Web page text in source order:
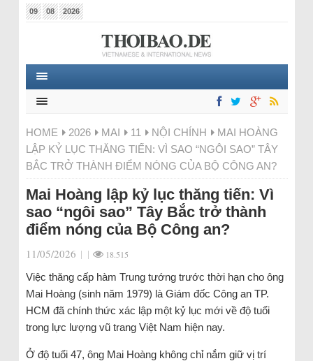
09 08 2026
HOME 2026 MAI 11 NỘI CHÍNH
MAI HOÀNG
LẬP KỶ LỤC THĂNG TIẾN: VÌ SAO “NGÔI SAO” TÂY
BẮC TRỞ THÀNH ĐIỂM NÓNG CỦA BỘ CÔNG AN?
Mai Hoàng lập kỷ lục thăng tiến: Vì
sao “ngôi sao” Tây Bắc trở thành
điểm nóng của Bộ Công an?
11/05/2026 | | 18.515
Việc thăng cấp hàm Trung tướng trước thời hạn cho ông
Mai Hoàng (sinh năm 1979) là Giám đốc Công an TP.
HCM đã chính thức xác lập một kỷ lục mới về độ tuổi
trong lực lượng vũ trang Việt Nam hiện nay.
Ở độ tuổi 47, ông Mai Hoàng không chỉ nắm giữ vị trí